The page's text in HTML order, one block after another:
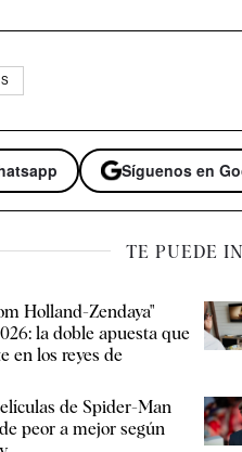
Síguenos en
TE PUEDE
Holland-Zendaya"
la doble apuesta que
en los reyes de
de Spider-Man
peor a mejor según